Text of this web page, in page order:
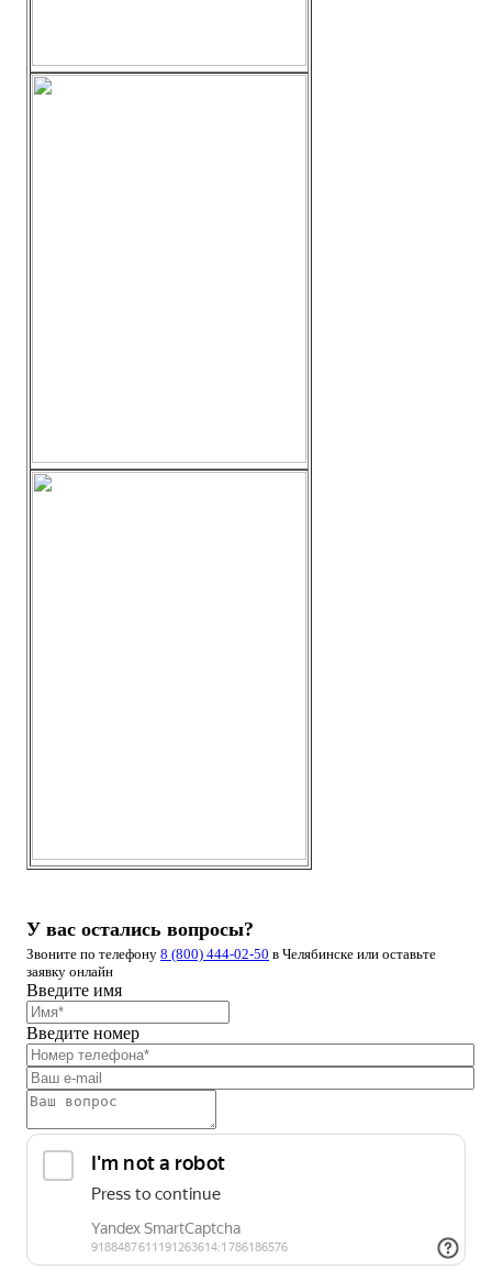
У вас остались вопросы?
Звоните по телефону 8 (800) 444-02-50 в Челябинске или оставьте
заявку онлайн
Введите имя
Введите номер